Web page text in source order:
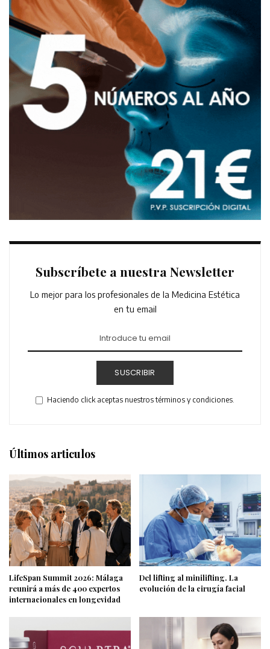
Subscríbete a nuestra Newsletter
Lo mejor para los profesionales de la Medicina Estética
en tu email
SUSCRIBIR
Haciendo click aceptas nuestros términos y condiciones.
Últimos articulos
LifeSpan Summit 2026: Málaga
reunirá a más de 400 expertos
internacionales en longevidad
Del lifting al minilifting. La
evolución de la cirugía facial